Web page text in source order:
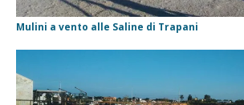
Mulini a vento alle Saline di Trapani